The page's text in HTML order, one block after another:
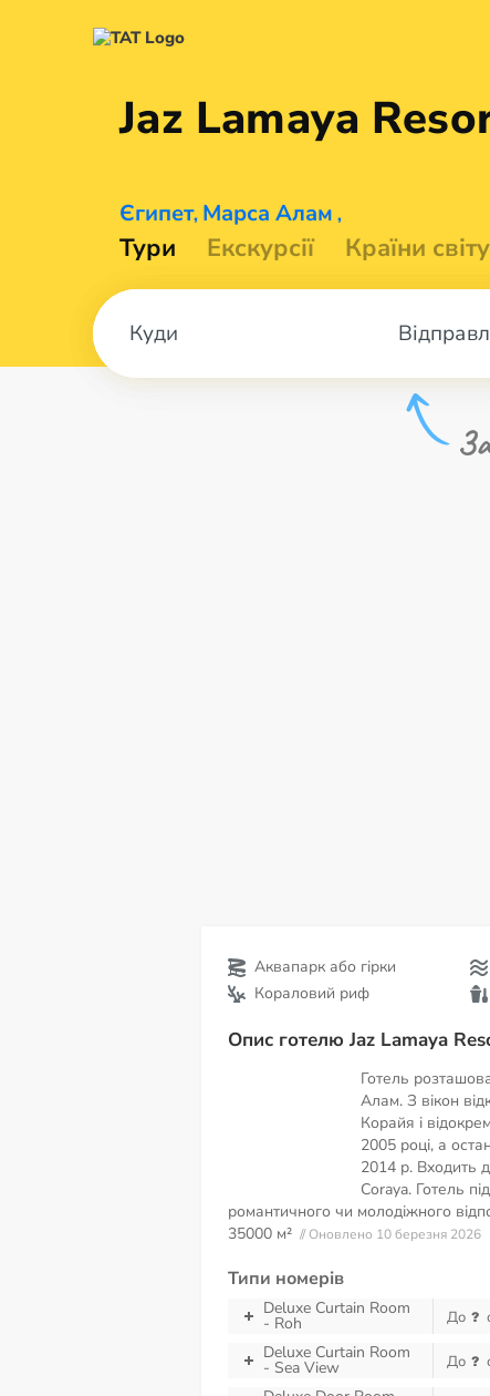
Jaz Lamaya
Єгипет, Марса Алам ,
Тури Екскурсії Країни світу
Аквапарк або гірки
Кораловий риф
Опис готелю Jaz Lamaya
Готель
Алам. З вікон
Корайя і
2005 році, а
2014 р. Входить
Coraya. Готель
романтичного чи молодіжного
35000 м² // Оновлено 10 березня 2026
Типи номерів
Deluxe Curtain Room
- Roh До
Deluxe Curtain Room
- Sea View До